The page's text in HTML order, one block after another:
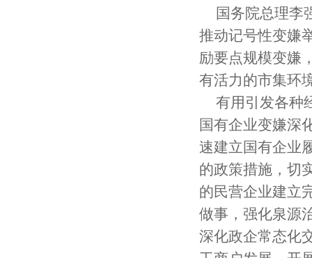
国务院总理李
推动记号性变嫌
励要点规模变嫌
有活力的市集环
有用引发各种
国有企业变嫌深
速建立国有企业
的政策措施，切
的民营企业建立
做事，强化泉源
深化政企常态化